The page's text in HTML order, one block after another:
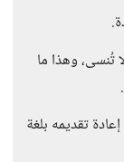
تُنسى، وهذا ما
تقديمه بلغة